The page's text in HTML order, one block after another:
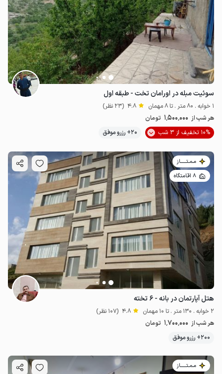
4.8
سوئیت مبله در اورامان تخت - طبقه اول
1 خوابه . 80 متر . تا 8 مهمان 4.8 (23 نظر)
هر شب از 1٬500٬000 تومان
10% تخفیف از 3 شب
20+ رزرو موفق
مـمـتــــــاز
8 اقامتگاه
هتل آپارتمان در بانه - ۶ تخته
2 خوابه . 130 متر . تا 10 مهمان 4.8 (107 نظر)
هر شب از 1٬700٬000 تومان
200+ رزرو موفق
مـمـتــــــاز